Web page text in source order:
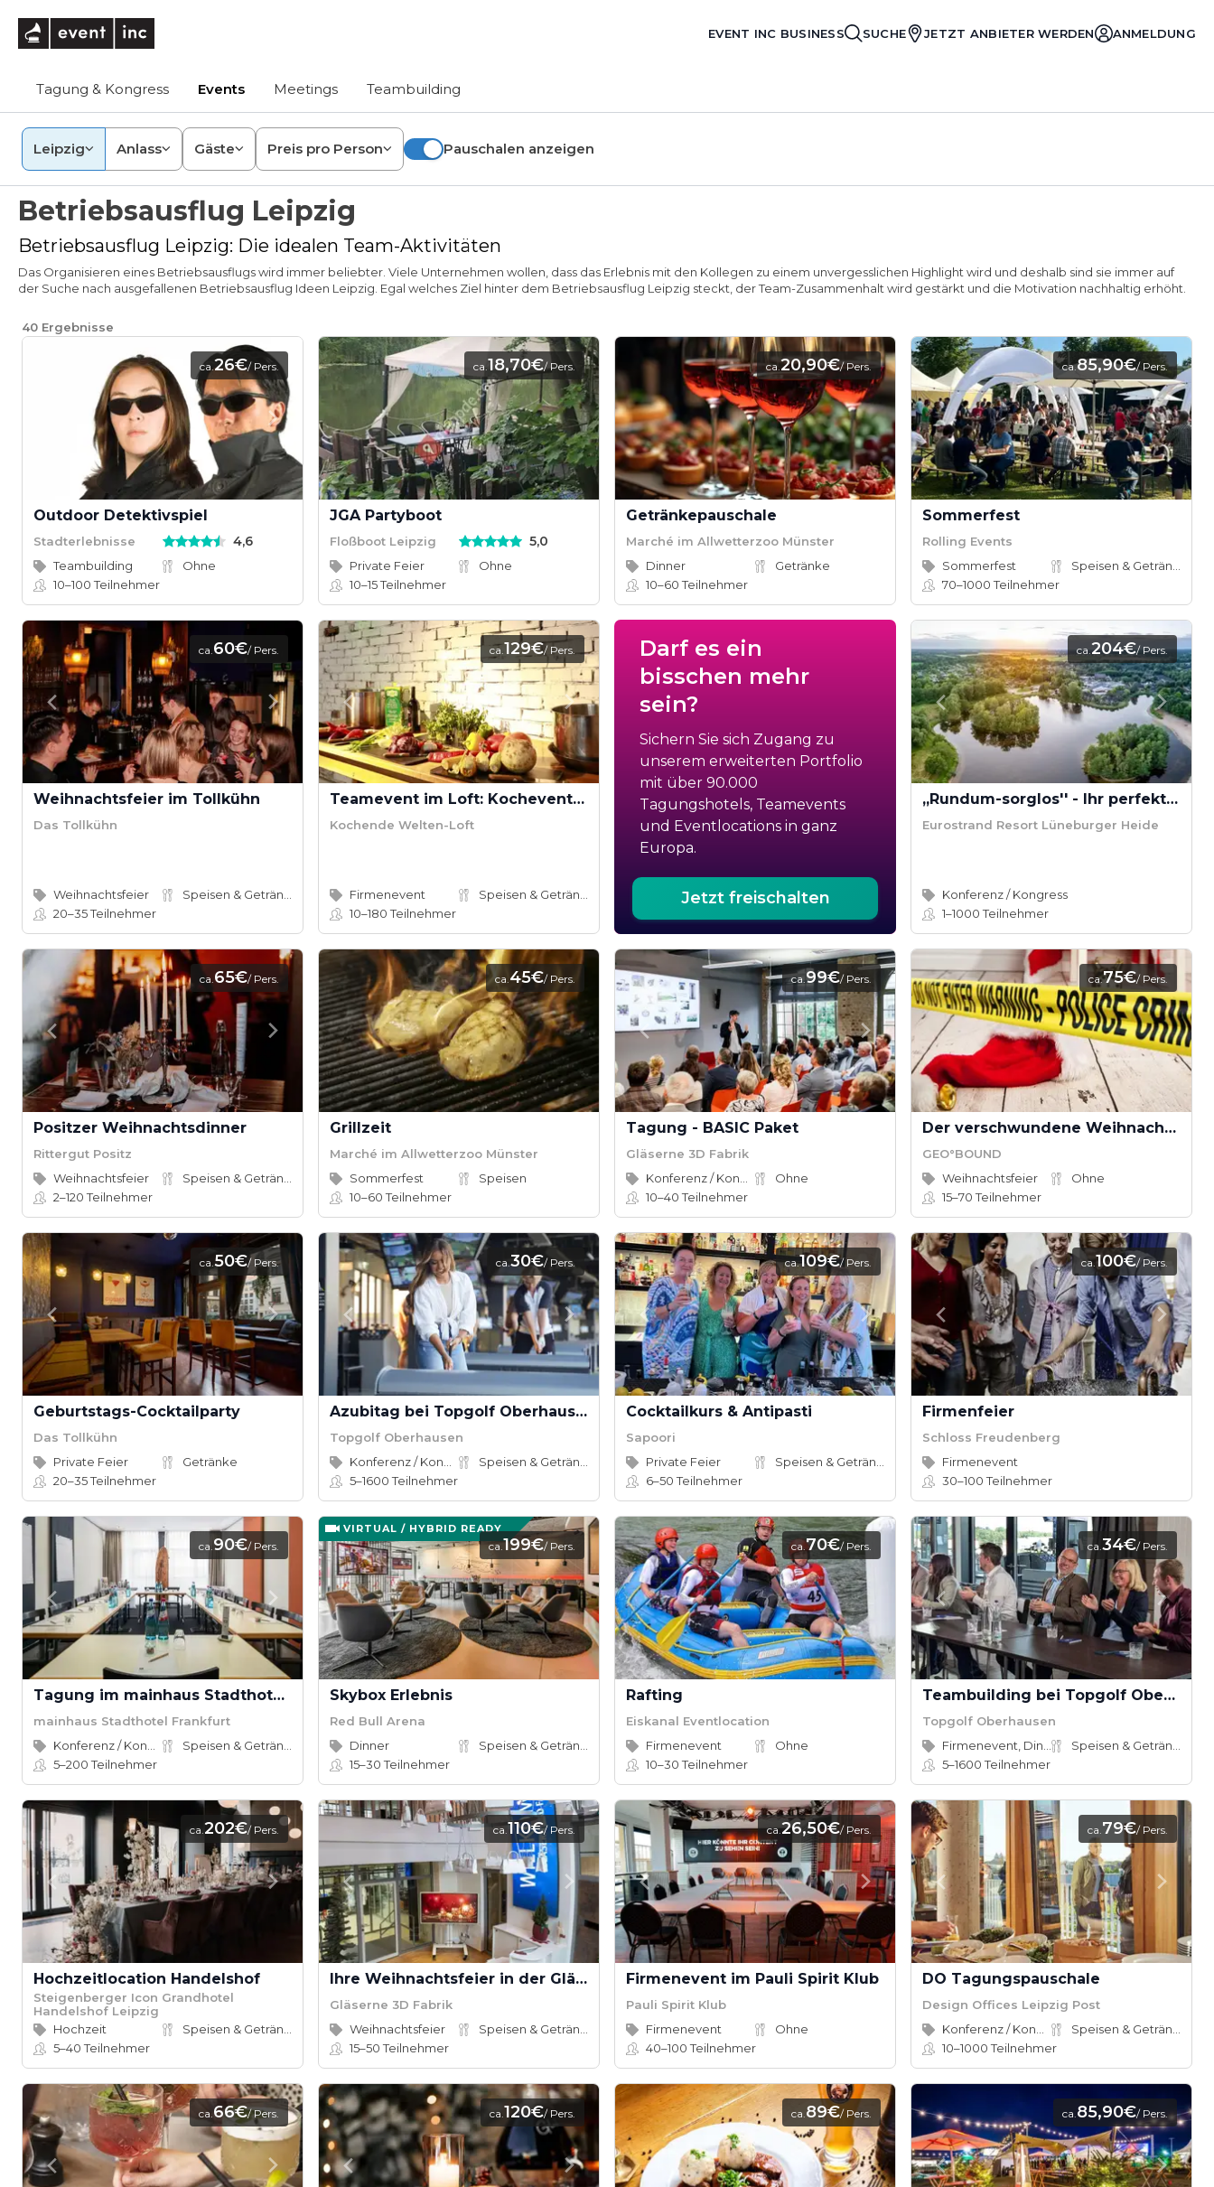
EVENT INC BUSINESS SUCHE JETZT ANBIETER WERDEN ANMELDUNG
Tagung & Kongress Events Meetings Teambuilding
Leipzig Anlass Gäste Preis pro Person Pauschalen anzeigen
Betriebsausflug Leipzig
Betriebsausflug Leipzig: Die idealen Team-Aktivitäten
Das Organisieren eines Betriebsausflugs wird immer beliebter. Viele Unternehmen wollen, dass das Erlebnis mit den Kollegen zu einem unvergesslichen Highlight wird und deshalb sind sie immer auf
der Suche nach ausgefallenen Betriebsausflug Ideen Leipzig. Egal welches Ziel hinter dem Betriebsausflug Leipzig steckt, der Team-Zusammenhalt wird gestärkt und die Motivation nachhaltig erhöht.
40 Ergebnisse
ca.26€/ Pers.
Outdoor Detektivspiel
Stadterlebnisse 4,6
Teambuilding
Ohne
10–100Teilnehmer
ca.18,70€/ Pers.
JGA Partyboot
Floßboot Leipzig 5,0
Private Feier
Ohne
10–15Teilnehmer
ca.20,90€/ Pers.
Getränkepauschale
Marché im Allwetterzoo Münster
Dinner
Getränke
10–60Teilnehmer
ca.85,90€/ Pers.
Sommerfest
Rolling Events
Sommerfest
70–1000Teilnehmer
ca.60€/ Pers.
Weihnachtsfeier im Tollkühn
Das Tollkühn
Weihnachtsfeier
20–35Teilnehmer
ca.129€/ Pers.
Teamevent im Loft: Kochevent inkl. Cocktail-Workshop ab 16 Teilnehmern
Kochende Welten-Loft
Firmenevent
10–180Teilnehmer
Darf es ein
bisschen mehr
sein?
Sichern Sie sich Zugang zu
unserem erweiterten Portfolio
mit über 90.000
Tagungshotels, Teamevents
und Eventlocations in ganz
Europa.
Jetzt freischalten
ca.204€/ Pers.
,,Rundum-sorglos'' - Ihr perfekter Veranstaltungstag
Eurostrand Resort Lüneburger Heide
Konferenz / Kongress
1–1000Teilnehmer
ca.65€/ Pers.
Positzer Weihnachtsdinner
Rittergut Positz
Weihnachtsfeier
2–120Teilnehmer
ca.45€/ Pers.
Grillzeit
Marché im Allwetterzoo Münster
Sommerfest
Speisen
10–60Teilnehmer
ca.99€/ Pers.
Tagung - BASIC Paket
Gläserne 3D Fabrik
Ohne
10–40Teilnehmer
ca.75€/ Pers.
Der verschwundene Weihnachtsmann - Rettet Weihnachten! (Teamevent)
GEO°BOUND
Weihnachtsfeier
Ohne
15–70Teilnehmer
ca.50€/ Pers.
Geburtstags-Cocktailparty
Das Tollkühn
Private Feier
Getränke
20–35Teilnehmer
ca.30€/ Pers.
Azubitag bei Topgolf Oberhausen
Topgolf Oberhausen
5–1600Teilnehmer
ca.109€/ Pers.
Cocktailkurs & Antipasti
Sapoori
Private Feier
6–50Teilnehmer
ca.100€/ Pers.
Firmenfeier
Schloss Freudenberg
Firmenevent
30–100Teilnehmer
ca.90€/ Pers.
Tagung im mainhaus Stadthotel Frankfurt
mainhaus Stadthotel Frankfurt
5–200Teilnehmer
VIRTUAL / HYBRID READY
ca.199€/ Pers.
Skybox Erlebnis
Red Bull Arena
Dinner
15–30Teilnehmer
ca.70€/ Pers.
Rafting
Eiskanal Eventlocation
Firmenevent
Ohne
10–30Teilnehmer
ca.34€/ Pers.
Teambuilding bei Topgolf Oberhausen
Topgolf Oberhausen
5–1600Teilnehmer
ca.202€/ Pers.
Hochzeitlocation Handelshof
Steigenberger Icon Grandhotel
Handelshof Leipzig
Hochzeit
5–40Teilnehmer
ca.110€/ Pers.
Ihre Weihnachtsfeier in der Gläsernen 3D Fabrik
Gläserne 3D Fabrik
Weihnachtsfeier
15–50Teilnehmer
ca.26,50€/ Pers.
Firmenevent im Pauli Spirit Klub
Pauli Spirit Klub
Firmenevent
Ohne
40–100Teilnehmer
ca.79€/ Pers.
DO Tagungspauschale
Design Offices Leipzig Post
10–1000Teilnehmer
ca.66€/ Pers. ca.120€/ Pers. ca.89€/ Pers. ca.85,90€/ Pers.